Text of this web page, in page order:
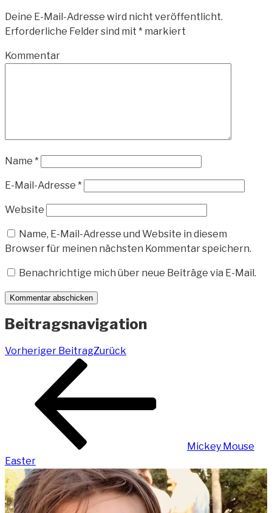
Deine E-Mail-Adresse wird nicht veröffentlicht.
Erforderliche Felder sind mit * markiert
Kommentar
Name *
E-Mail-Adresse *
Website
Name, E-Mail-Adresse und Website in diesem
Browser für meinen nächsten Kommentar speichern.
Benachrichtige mich über neue Beiträge via E-Mail.
Beitragsnavigation
Vorheriger BeitragZurück
Mickey Mouse
Easter